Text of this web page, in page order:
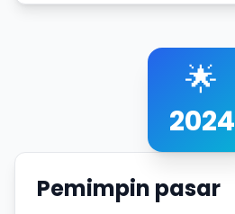
🌟
2024
Pemimpin pasar